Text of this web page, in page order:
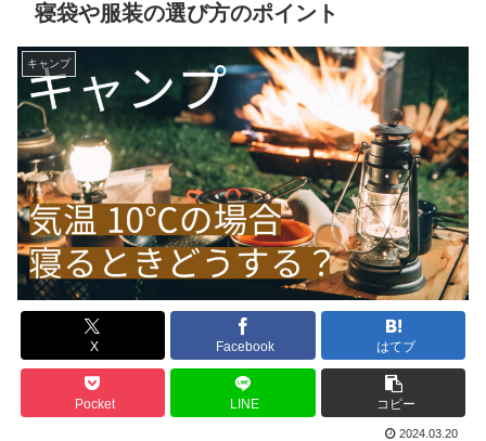
寝袋や服装の選び方のポイント
キャンプ
X Facebook はてブ
Pocket LINE コピー
2024.03.20